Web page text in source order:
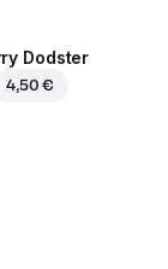
Dodster
4,50 €